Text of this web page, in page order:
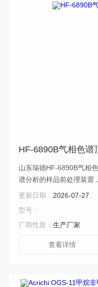
HF-6890B气相色谱
山东瑞德HF-6890B气相
谱分析的样品前处理装置
萃取、热解析等方法比较
更新日期： 2026-07-27
型号：
厂商性质： 生产厂家
查看详情